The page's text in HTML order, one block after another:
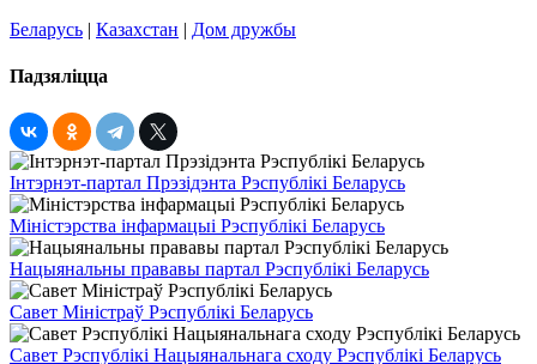
Беларусь | Казахстан | Дом дружбы
Падзяліцца
Інтэрнэт-партал Прэзідэнта Рэспублікі Беларусь
Міністэрства інфармацыі Рэспублікі Беларусь
Нацыянальны прававы партал Рэспублікі Беларусь
Савет Міністраў Рэспублікі Беларусь
Савет Рэспублікі Нацыянальнага сходу Рэспублікі Беларусь